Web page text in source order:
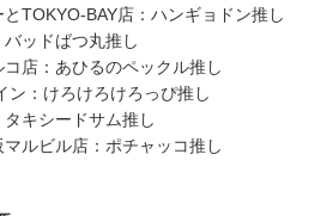
TOKYO-BAY店：ハンギョドン推し
ッドばつ丸推し
店：あひるのペックル推し
ン：けろけろけろっぴ推し
キシードサム推し
ルビル店：ポチャッコ推し